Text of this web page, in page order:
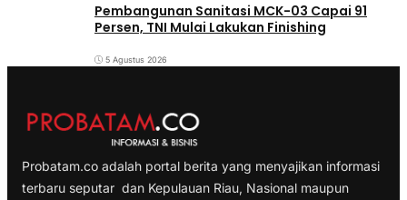
Pembangunan Sanitasi MCK-03 Capai 91
Persen, TNI Mulai Lakukan Finishing
5 Agustus 2026
Probatam.co adalah portal berita yang menyajikan informasi
terbaru seputar dan Kepulauan Riau, Nasional maupun